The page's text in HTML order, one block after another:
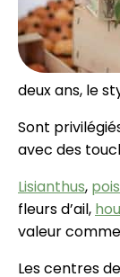
deux ans, le
Sont
avec des
Lisianthus,
fleurs d’ail,
valeur
Les centres